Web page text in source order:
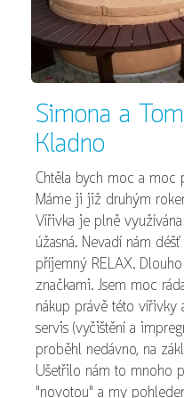
Simona a
Kladno
Chtěla bych moc a moc
Máme ji již druhým
Vířivka je plně
úžasná. Nevadí nám
příjemný RELAX.
značkami. Jsem moc
nákup právě této vířivky
servis (vyčištění a
proběhl nedávno, na
Ušetřilo nám to mnoho
"novotou" a my